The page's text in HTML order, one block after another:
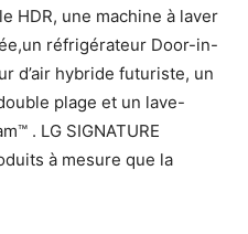
HDR, une machine à laver
réfrigérateur Door-in-
d’air hybride futuriste, un
plage et un lave-
. LG SIGNATURE
à mesure que la